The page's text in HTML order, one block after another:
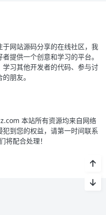
网站源码分享的在线社区，我
提供一个创意和学习的平台。
习其他开发者的代码、参与讨
朋友。
本站所有资源均来自网络
到您的权益，请第一时间联系
配合处理！